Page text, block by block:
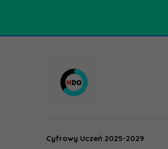
Cyfrowy Uczeń 2025-2029